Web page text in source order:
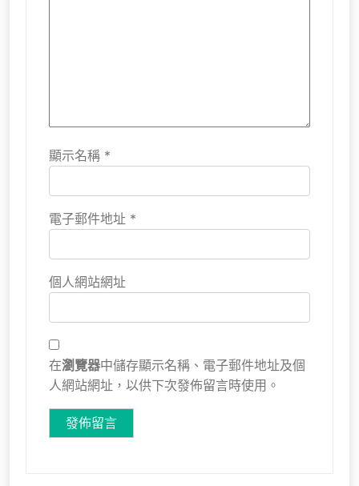
顯示名稱 *
電子郵件地址 *
個人網站網址
在瀏覽器中儲存顯示名稱、電子郵件地址及個
人網站網址，以供下次發佈留言時使用。